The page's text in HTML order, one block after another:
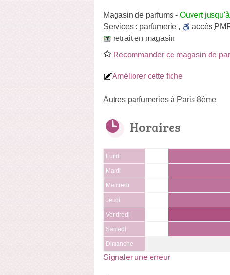
Magasin de parfums - Ouvert
Services : parfumerie , accès
retrait en magasin
Recommander ce magasin de
Améliorer cette fiche
Autres parfumeries à Paris 8ème
Horaires
Lundi
Mardi
Mercredi
Jeudi
Vendredi
Samedi
Dimanche
Signaler une erreur